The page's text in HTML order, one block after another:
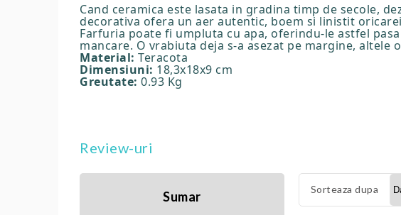
Cand ceramica este lasata in gradina timp de secole,
decorativa ofera un aer autentic, boem si linistit
Farfuria poate fi umpluta cu apa, oferindu-le astfel
mancare. O vrabiuta deja s-a asezat pe margine, altele
Material: Teracota
Dimensiuni: 18,3x18x9 cm
Greutate: 0.93 Kg
Review-uri
Sumar Sorteaza dupa